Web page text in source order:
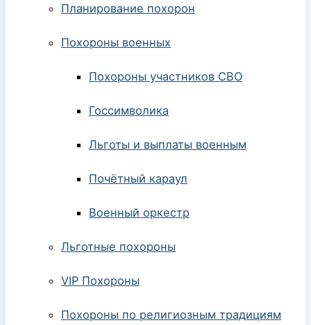
Планирование похорон
Похороны военных
Похороны участников СВО
Госсимволика
Льготы и выплаты военным
Почётный караул
Военный оркестр
Льготные похороны
VIP Похороны
Похороны по религиозным традициям